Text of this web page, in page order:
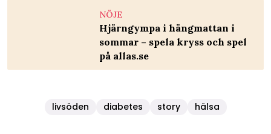
NÖJE
Hjärngympa i hängmattan i
sommar – spela kryss och spel
på allas.se
livsöden diabetes story hälsa